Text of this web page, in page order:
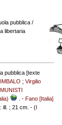
pubblica/
libertaria
pubblica [texte
;Virgilio
. -Fano [Italia]
ill. ; 21 cm. - (I